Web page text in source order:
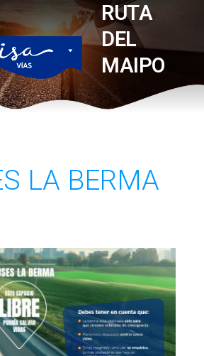
RUTA
DEL
MAIPO
LA BERMA